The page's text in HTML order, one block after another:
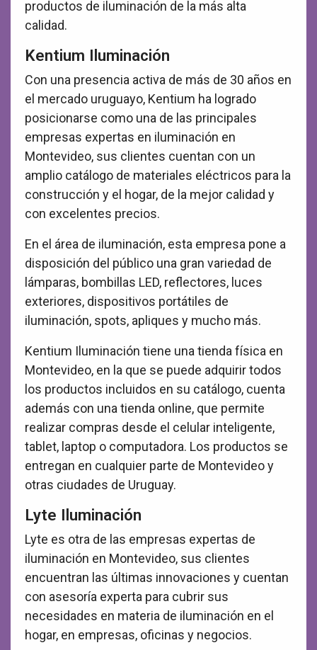
productos de iluminación de la más alta
calidad.
Kentium Iluminación
Con una presencia activa de más de 30 años en
el mercado uruguayo, Kentium ha logrado
posicionarse como una de las principales
empresas expertas en iluminación en
Montevideo, sus clientes cuentan con un
amplio catálogo de materiales eléctricos para la
construcción y el hogar, de la mejor calidad y
con excelentes precios.
En el área de iluminación, esta empresa pone a
disposición del público una gran variedad de
lámparas, bombillas LED, reflectores, luces
exteriores, dispositivos portátiles de
iluminación, spots, apliques y mucho más.
Kentium Iluminación tiene una tienda física en
Montevideo, en la que se puede adquirir todos
los productos incluidos en su catálogo, cuenta
además con una tienda online, que permite
realizar compras desde el celular inteligente,
tablet, laptop o computadora. Los productos se
entregan en cualquier parte de Montevideo y
otras ciudades de Uruguay.
Lyte Iluminación
Lyte es otra de las empresas expertas de
iluminación en Montevideo, sus clientes
encuentran las últimas innovaciones y cuentan
con asesoría experta para cubrir sus
necesidades en materia de iluminación en el
hogar, en empresas, oficinas y negocios.